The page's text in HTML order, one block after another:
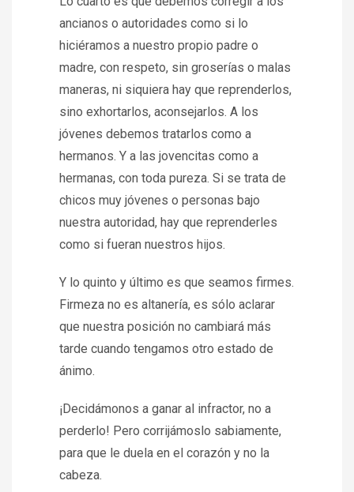
ancianos o autoridades como si lo
hiciéramos a nuestro propio padre o
madre, con respeto, sin groserías o malas
maneras, ni siquiera hay que reprenderlos,
sino exhortarlos, aconsejarlos. A los
jóvenes debemos tratarlos como a
hermanos. Y a las jovencitas como a
hermanas, con toda pureza. Si se trata de
chicos muy jóvenes o personas bajo
nuestra autoridad, hay que reprenderles
como si fueran nuestros hijos.
Y lo quinto y último es que seamos firmes.
Firmeza no es altanería, es sólo aclarar
que nuestra posición no cambiará más
tarde cuando tengamos otro estado de
ánimo.
¡Decidámonos a ganar al infractor, no a
perderlo! Pero corrijámoslo sabiamente,
para que le duela en el corazón y no la
cabeza.